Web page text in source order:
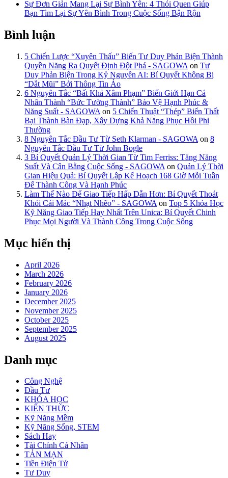
Sự Đơn Giản Mang Lại Sự Bình Yên: 4 Thói Quen Giúp
Bạn Tìm Lại Sự Yên Bình Trong Cuộc Sống Bận Rộn
Bình luận
5 Chiến Lược “Xuyên Thấu” Biến Tư Duy Phản Biện Thành
Quyền Năng Ra Quyết Định Đột Phá - SAGOWA on Tư
Duy Phản Biện Trong Kỷ Nguyên AI: Bí Quyết Không Bị
“Dắt Mũi” Bởi Thông Tin Ảo
6 Nguyên Tắc “Bất Khả Xâm Phạm” Biến Giới Hạn Cá
Nhân Thành “Bức Tường Thành” Bảo Vệ Hạnh Phúc &
Năng Suất - SAGOWA on 5 Chiến Thuật “Thép” Biến Thất
Bại Thành Bàn Đạp, Xây Dựng Khả Năng Phục Hồi Phi
Thường
8 Nguyên Tắc Đầu Tư Từ Seth Klarman - SAGOWA on 8
Nguyên Tắc Đầu Tư Từ John Bogle
3 Bí Quyết Quản Lý Thời Gian Từ Tim Ferriss: Tăng Năng
Suất Và Cân Bằng Cuộc Sống - SAGOWA on Quản Lý Thời
Gian Hiệu Quả: Bí Quyết Lập Kế Hoạch 168 Giờ Mỗi Tuần
Để Thành Công Và Hạnh Phúc
Làm Thế Nào Để Giao Tiếp Hấp Dẫn Hơn: Bí Quyết Thoát
Khỏi Cái Mác “Nhạt Nhẽo” - SAGOWA on Top 5 Khóa Học
Kỹ Năng Giao Tiếp Hay Nhất Trên Unica: Bí Quyết Chinh
Phục Mọi Người Và Thành Công Trong Cuộc Sống
Mục hiển thị
April 2026
March 2026
February 2026
January 2026
December 2025
November 2025
October 2025
September 2025
August 2025
Danh mục
Công Nghệ
Đầu Tư
KHÓA HỌC
KIẾN THỨC
Kỹ Năng Mềm
Kỹ Năng Sống, STEM
Sách Hay
Tài Chính Cá Nhân
TẢN MẠN
Tiền Điện Tử
Tư Duy